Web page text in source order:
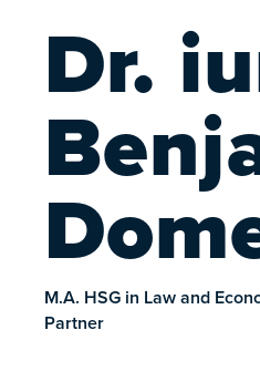
Dr.
M.A. HSG in Law and
Partner